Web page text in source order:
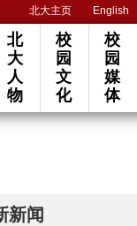
北大主页 English
北
大
人
物
校
园
文
化
校
园
媒
体
新闻